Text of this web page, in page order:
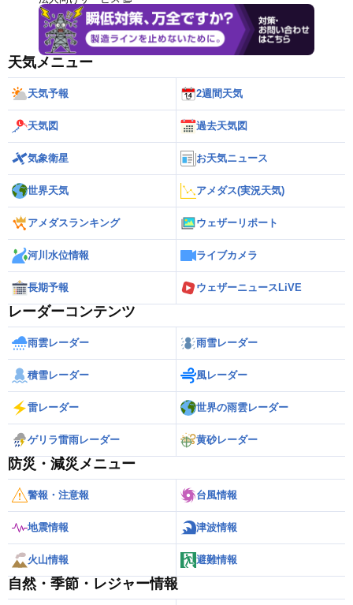
天気メニュー
天気予報 2週間天気
天気図 過去天気図
気象衛星 お天気ニュース
世界天気 アメダス(実況天気)
アメダスランキング ウェザーリポート
河川水位情報 ライブカメラ
長期予報 ウェザーニュースLiVE
レーダーコンテンツ
雨雲レーダー 雨雪レーダー
積雪レーダー 風レーダー
雷レーダー 世界の雨雲レーダー
ゲリラ雷雨レーダー 黄砂レーダー
防災・減災メニュー
警報・注意報 台風情報
地震情報 津波情報
火山情報 避難情報
自然・季節・レジャー情報